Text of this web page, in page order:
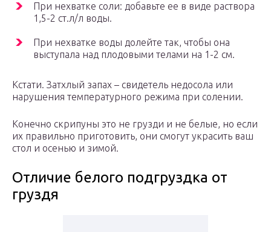
При нехватке соли: добавьте ее в виде раствора
1,5-2 ст.л/л воды.
При нехватке воды долейте так, чтобы она
выступала над плодовыми телами на 1-2 см.
Кстати. Затхлый запах – свидетель недосола или
нарушения температурного режима при солении.
Конечно скрипуны это не грузди и не белые, но если
их правильно приготовить, они смогут украсить ваш
стол и осенью и зимой.
Отличие белого подгруздка от
груздя